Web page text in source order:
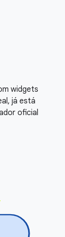
widgets
já está
oficial